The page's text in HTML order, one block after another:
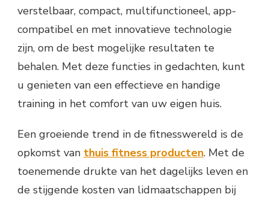
verstelbaar, compact, multifunctioneel, app-
compatibel en met innovatieve technologie
zijn, om de best mogelijke resultaten te
behalen. Met deze functies in gedachten, kunt
u genieten van een effectieve en handige
training in het comfort van uw eigen huis.
Een groeiende trend in de fitnesswereld is de
opkomst van thuis fitness producten. Met de
toenemende drukte van het dagelijks leven en
de stijgende kosten van lidmaatschappen bij